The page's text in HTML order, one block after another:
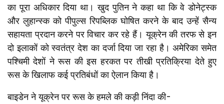
का पूरा अधिकार दिया था। खुद पुतिन ने कहा था कि वे डोनेट्स्क
और लुहान्स्क को पीपुल्स रिपब्लिक घोषित करने के बाद उन्हें सैन्य
सहायता प्रदान करने पर विचार कर रहे हैं। यूक्रेन की तरफ से इन
दो इलाकों को स्वतंत्र देश का दर्जा दिया जा रहा है। अमेरिका समेत
पश्चिमी देशों ने रूस की इस हरकत पर तीखी प्रतिक्रिया देते हुए
रूस के खिलाफ कई प्रतिबंधों का ऐलान किया है।
बाइडेन ने यूक्रेन पर रूस के हमले की कड़ी निंदा की-